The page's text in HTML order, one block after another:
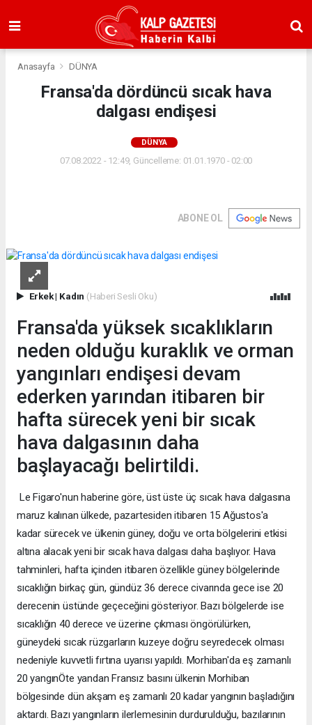
Anasayfa DÜNYA
Fransa'da dördüncü sıcak hava
dalgası endişesi
DÜNYA
07.08.2022 - 12:49, Güncelleme: 01.01.1970 - 02:00
ABONE OL
Erkek| Kadın (Haberi Sesli Oku)
Fransa'da yüksek sıcaklıkların
neden olduğu kuraklık ve orman
yangınları endişesi devam
ederken yarından itibaren bir
hafta sürecek yeni bir sıcak
hava dalgasının daha
başlayacağı belirtildi.
Le Figaro'nun haberine göre, üst üste üç sıcak hava dalgasına
maruz kalınan ülkede, pazartesiden itibaren 15 Ağustos'a
kadar sürecek ve ülkenin güney, doğu ve orta bölgelerini etkisi
altına alacak yeni bir sıcak hava dalgası daha başlıyor. Hava
tahminleri, hafta içinden itibaren özellikle güney bölgelerinde
sıcaklığın birkaç gün, gündüz 36 derece civarında gece ise 20
derecenin üstünde geçeceğini gösteriyor. Bazı bölgelerde ise
sıcaklığın 40 derece ve üzerine çıkması öngörülürken,
güneydeki sıcak rüzgarların kuzeye doğru seyredecek olması
nedeniyle kuvvetli fırtına uyarısı yapıldı. Morhiban'da eş zamanlı
20 yangınÖte yandan Fransız basını ülkenin Morhiban
bölgesinde dün akşam eş zamanlı 20 kadar yangının başladığını
aktardı. Bazı yangınların ilerlemesinin durdurulduğu, bazılarının